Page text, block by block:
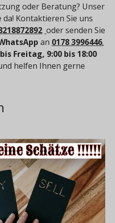
oder Beratung? Unser
Kontaktieren Sie uns
oder senden Sie
an 0178 3996446.
Freitag, 9:00 bis 18:00
helfen Ihnen gerne